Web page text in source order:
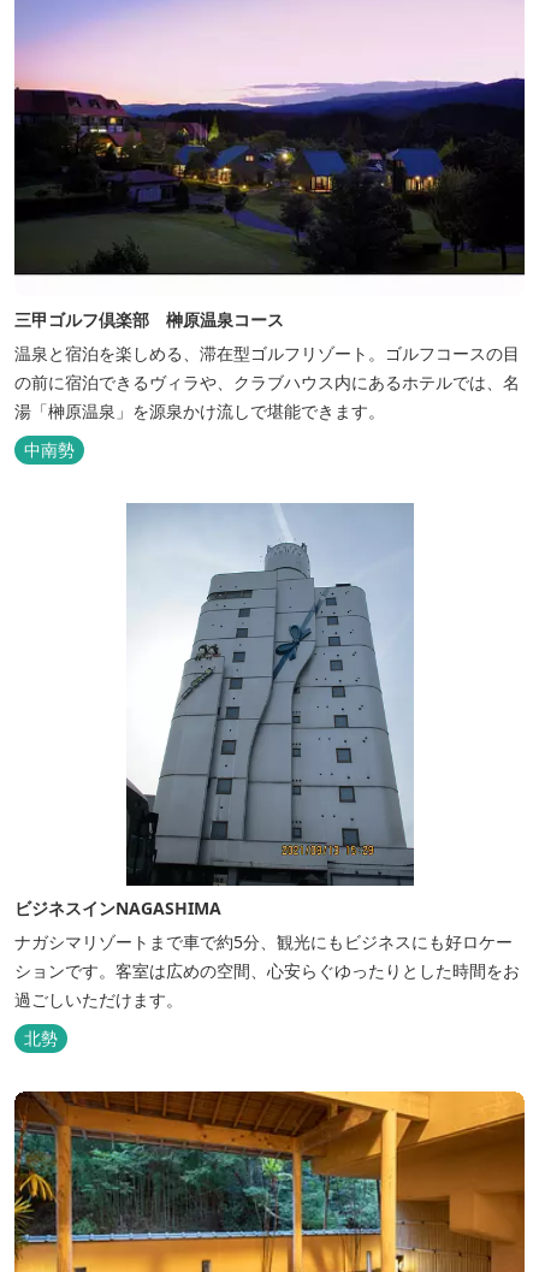
三甲ゴルフ倶楽部 榊原温泉コース
温泉と宿泊を楽しめる、滞在型ゴルフリゾート。ゴルフコースの目
の前に宿泊できるヴィラや、クラブハウス内にあるホテルでは、名
湯「榊原温泉」を源泉かけ流しで堪能できます。
中南勢
ビジネスインNAGASHIMA
ナガシマリゾートまで車で約5分、観光にもビジネスにも好ロケー
ションです。客室は広めの空間、心安らぐゆったりとした時間をお
過ごしいただけます。
北勢